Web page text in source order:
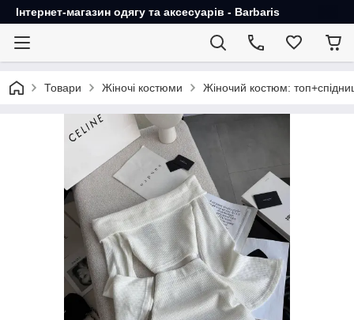
Інтернет-магазин одягу та аксесуарів - Barbaris
Товари Жіночі костюми Жіночий костюм: